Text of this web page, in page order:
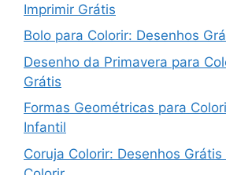
Imprimir Grátis
Bolo para Colorir: Desenhos
Desenho da Primavera para
Grátis
Formas Geométricas para
Infantil
Coruja Colorir: Desenhos